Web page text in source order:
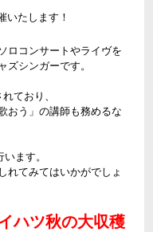
いたします！
ロコンサートやライヴを
ズシンガーです。
ており、
おう」の講師も務めるな
ます。
れてみてはいかがでしょ
ハツ秋の大収穫